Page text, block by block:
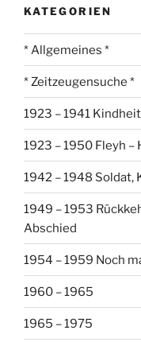
KATEGORIEN
* Allgemeines *
* Zeitzeugensuche *
1923 – 1941
1923 – 1950 Fleyh
1942 – 1948
1949 – 1953
Abschied
1954 – 1959 Noch
1960 – 1965
1965 – 1975